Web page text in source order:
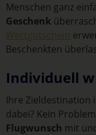
Menschen ganz
Geschenk
Wertgutschein
Beschenkten
Individuell
Ihre Zieldestination
dabei? Kein
Flugwunsch mit